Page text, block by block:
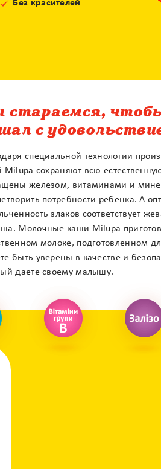
Без красителей
стараемся,
с
специальной технологии
Milupa сохраняют всю
железом, витаминами и
потребности ребенка. А
злаков соответствует
Молочные каши Milupa
молоке, подготовленном
быть уверены в качестве и
даете своему малышу.